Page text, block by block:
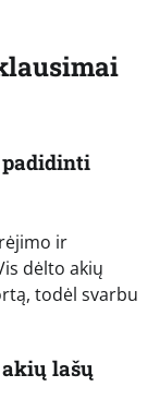
ir
dėlto akių
todėl svarbu
lašų